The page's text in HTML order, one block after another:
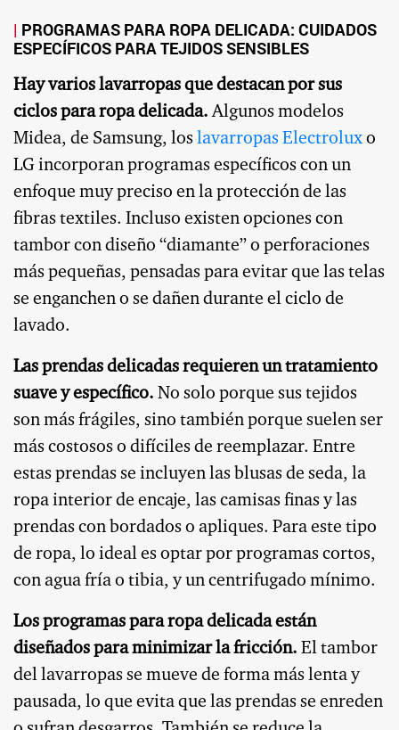
PROGRAMAS PARA ROPA DELICADA: CUIDADOS
ESPECÍFICOS PARA TEJIDOS SENSIBLES
Hay varios lavarropas que destacan por sus
ciclos para ropa delicada. Algunos modelos
Midea, de Samsung, los lavarropas Electrolux o
LG incorporan programas específicos con un
enfoque muy preciso en la protección de las
fibras textiles. Incluso existen opciones con
tambor con diseño “diamante” o perforaciones
más pequeñas, pensadas para evitar que las telas
se enganchen o se dañen durante el ciclo de
lavado.
Las prendas delicadas requieren un tratamiento
suave y específico. No solo porque sus tejidos
son más frágiles, sino también porque suelen ser
más costosos o difíciles de reemplazar. Entre
estas prendas se incluyen las blusas de seda, la
ropa interior de encaje, las camisas finas y las
prendas con bordados o apliques. Para este tipo
de ropa, lo ideal es optar por programas cortos,
con agua fría o tibia, y un centrifugado mínimo.
Los programas para ropa delicada están
diseñados para minimizar la fricción. El tambor
del lavarropas se mueve de forma más lenta y
pausada, lo que evita que las prendas se enreden